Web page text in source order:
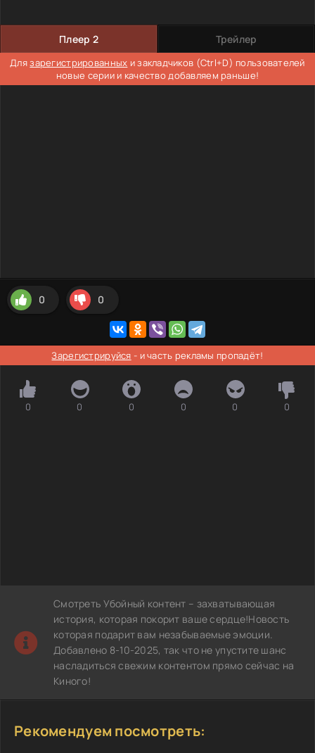
Плеер 2 Трейлер
Длязарегистрированных и закладчиков (Ctrl+D) пользователей
новые серии и качество добавляем раньше!
0 0
Зарегистрируйся - и часть рекламы пропадёт!
0 0 0 0 0 0
Смотреть Убойный контент – захватывающая
история, которая покорит ваше сердце!Новость
которая подарит вам незабываемые эмоции.
Добавлено 8-10-2025, так что не упустите шанс
насладиться свежим контентом прямо сейчас на
Киного!
Рекомендуем посмотреть: